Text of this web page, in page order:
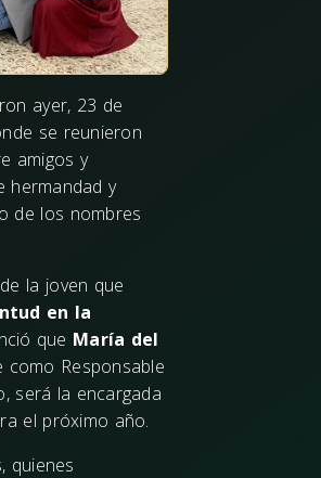
ayer, 23 de
se reunieron
amigos y
hermandad y
de los nombres
la joven que
en la
que María del
como Responsable
será la encargada
el próximo año.
quienes